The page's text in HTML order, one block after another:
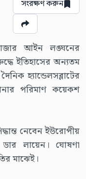
সংরক্ষণ করুন
আইন লঙ্ঘনের
ইতিহাসের অন্যতম
হ্যান্ডেলসব্লাটের
পরিমাণ কয়েকশ
নেবেন ইউরোপীয়
লায়েন। ঘোষণা
মাঝেই।